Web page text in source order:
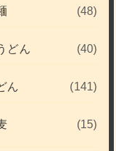
(48)
どん (40)
ん (141)
(15)